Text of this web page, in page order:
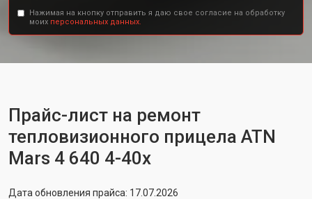
Нажимая на кнопку отправить я даю свое согласие на обработку
моих персональных данных.
Прайс-лист на ремонт
тепловизионного прицела ATN
Mars 4 640 4-40х
Дата обновления прайса: 17.07.2026